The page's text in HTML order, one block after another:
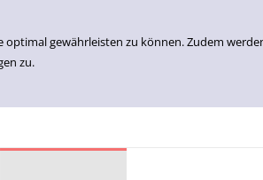
gewährleisten zu können. Zudem
zu.